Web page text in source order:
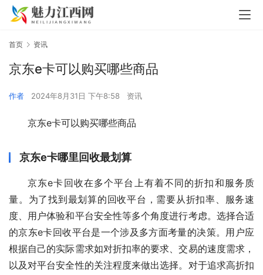
首页 资讯
京东e卡可以购买哪些商品
作者 2024年8月31日 下午8:58 资讯
京东e卡可以购买哪些商品
京东e卡哪里回收最划算
京东e卡回收在多个平台上有着不同的折扣和服务质
量。为了找到最划算的回收平台，需要从折扣率、服务速
度、用户体验和平台安全性等多个角度进行考虑。选择合适
的京东e卡回收平台是一个涉及多方面考量的决策。用户应
根据自己的实际需求如对折扣率的要求、交易的速度需求，
以及对平台安全性的关注程度来做出选择。对于追求高折扣